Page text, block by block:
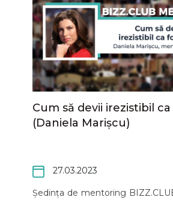
Cum să devii irezistibil
(Daniela Marișcu)
27.03.2023
Ședința de mentoring